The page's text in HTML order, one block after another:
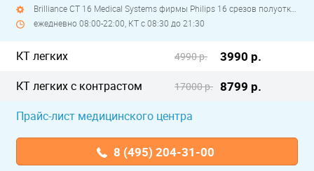
ежедневно 08:00-22:00, КТ с 08:30 до 21:30
КТ легких 4990 р. 3990 р.
КТ легких с контрастом 17000 р. 8799 р.
Прайс-лист медицинского центра
8 (495) 204-31-00